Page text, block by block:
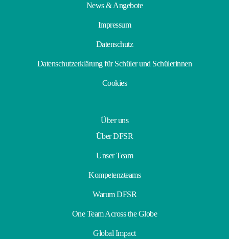
News & Angebote
Impressum
Datenschutz
Datenschutzerklärung für Schüler und Schülerinnen
Cookies
Über uns
Über DFSR
Unser Team
Kompetenzteams
Warum DFSR
One Team Across the Globe
Global Impact